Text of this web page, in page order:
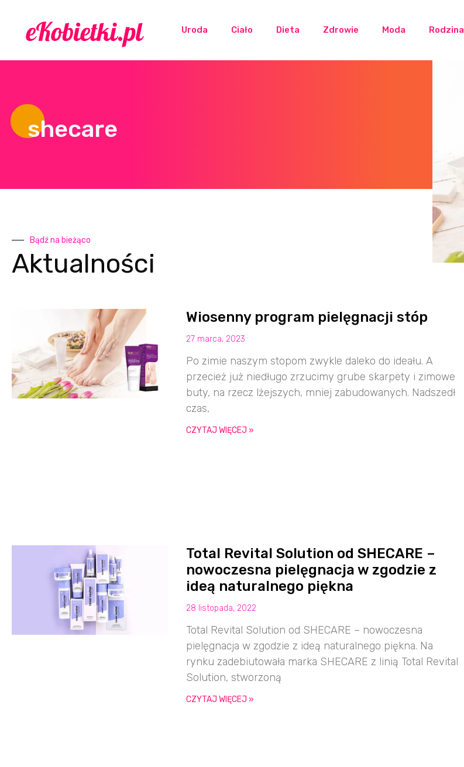
Uroda Ciało Dieta Zdrowie Moda Rodzina
shecare
Bądź na bieżąco
Aktualności
Wiosenny program pielęgnacji stóp
27 marca, 2023
Po zimie naszym stopom zwykle daleko do ideału. A
przecież już niedługo zrzucimy grube skarpety i zimowe
buty, na rzecz lżejszych, mniej zabudowanych. Nadszedł
czas,
CZYTAJ WIĘCEJ »
Total Revital Solution od SHECARE –
nowoczesna pielęgnacja w zgodzie z
ideą naturalnego piękna
28 listopada, 2022
Total Revital Solution od SHECARE – nowoczesna
pielęgnacja w zgodzie z ideą naturalnego piękna. Na
rynku zadebiutowała marka SHECARE z linią Total Revital
Solution, stworzoną
CZYTAJ WIĘCEJ »